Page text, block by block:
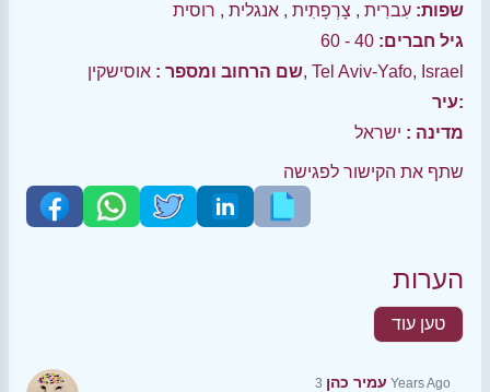
שפות: עִברִית , צָרְפָתִית , אנגלית , רוסית
גיל חברים: 40 - 60
שם הרחוב ומספר :אוסישקין, Tel Aviv-Yafo, Israel
עיר:
מדינה : ישראל
שתף את הקישור לפגישה
הערות
טען עוד
עמיר כהן 3 Years Ago